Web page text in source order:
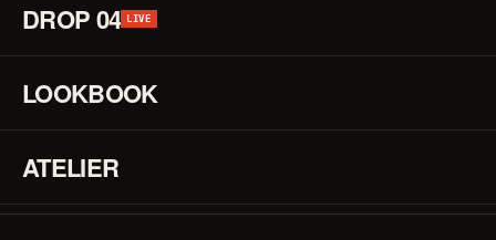
DROP 04 LIVE
LOOKBOOK
ATELIER
THE/SHOP